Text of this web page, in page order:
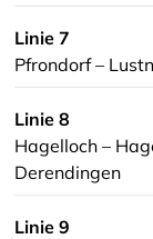
Linie 7
Pfrondorf –
Linie 8
Hagelloch –
Derendingen
Linie 9